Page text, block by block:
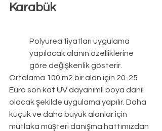
Karabük
Polyurea fiyatları uygulama
yapılacak alanın özelliklerine
göre değişkenlik gösterir.
Ortalama 100 m2 bir alan için 20-25
Euro son kat UV dayanımlı boya dahil
olacak şekilde uygulama yapılır. Daha
küçük ve daha büyük alanlar için
mutlaka müşteri danışma hattımızdan